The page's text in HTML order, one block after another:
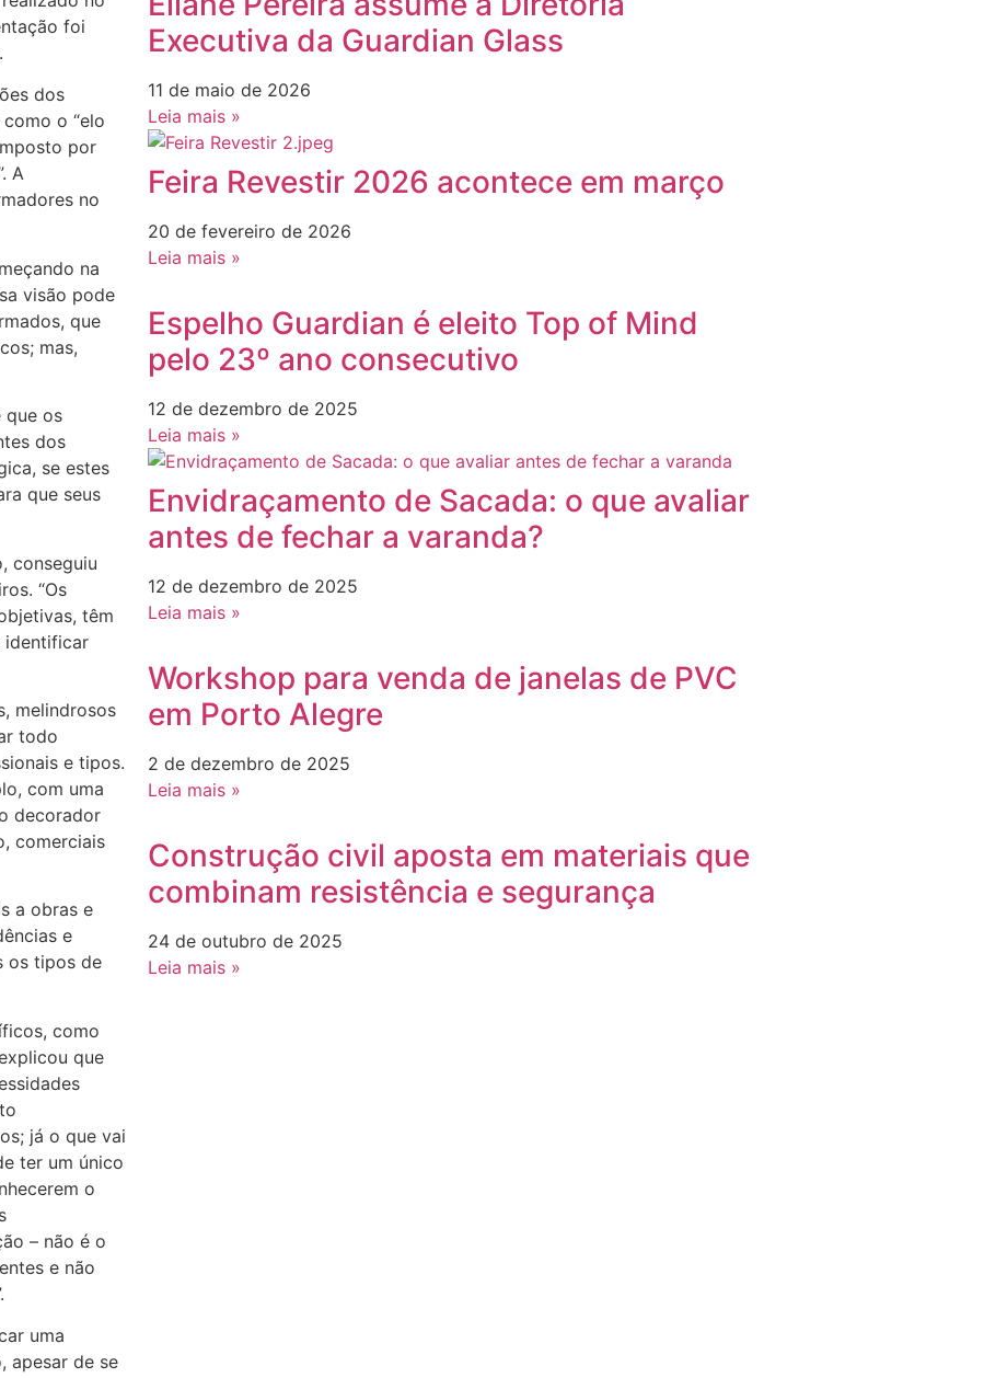
foi
dos
o “elo
por
A
no
na
visão pode
que
mas,
que os
dos
se estes
que seus
conseguiu
“Os
têm
identificar
melindrosos
todo
e tipos.
com uma
decorador
comerciais
a obras e
e
os tipos de
como
que
já o que vai
ter um único
o
– não é o
e não
uma
apesar de se
Executiva da Guardian Glass
11 de maio de 2026
Leia mais »
Feira Revestir 2026 acontece em março
20 de fevereiro de 2026
Leia mais »
Espelho Guardian é eleito Top of Mind
pelo 23º ano consecutivo
12 de dezembro de 2025
Leia mais »
Envidraçamento de Sacada: o que avaliar
antes de fechar a varanda?
12 de dezembro de 2025
Leia mais »
Workshop para venda de janelas de PVC
em Porto Alegre
2 de dezembro de 2025
Leia mais »
Construção civil aposta em materiais que
combinam resistência e segurança
24 de outubro de 2025
Leia mais »